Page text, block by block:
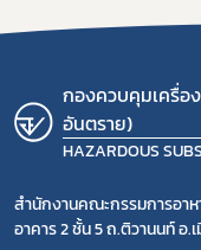
กองควบคุมเครื่อ
อันตราย)
HAZARDOUS
สำนักงานคณะกรรมการอา
อาคาร 2 ชั้น 5 ถ.ติวานนท์ อ